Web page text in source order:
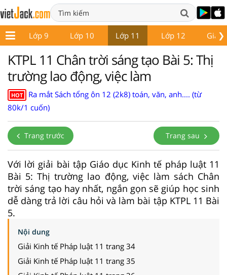
❯
8 Lớp 9 Lớp 10 Lớp 11 Lớp 12 Giáo
KTPL 11 Chân trời sáng tạo Bài 5: Thị
trường lao động, việc làm
HOT
Ra mắt Sách tổng ôn 12 (2k8) toán, văn, anh.... (từ
80k/1 cuốn)
Trang trước Trang sau
Với lời giải bài tập Giáo dục Kinh tế pháp luật 11
Bài 5: Thị trường lao động, việc làm sách Chân
trời sáng tạo hay nhất, ngắn gọn sẽ giúp học sinh
dễ dàng trả lời câu hỏi và làm bài tập KTPL 11 Bài
5.
Nội dung
Giải Kinh tế Pháp luật 11 trang 34
Giải Kinh tế Pháp luật 11 trang 35